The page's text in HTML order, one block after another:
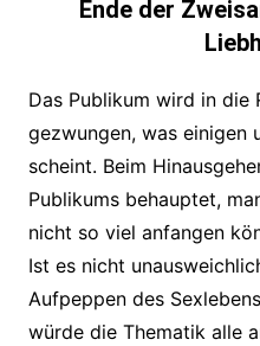
Ende der
Das Publikum wird in die
gezwungen, was einigen
scheint. Beim
Publikums behauptet,
nicht so viel anfangen
Ist es nicht
Aufpeppen des
würde die Thematik alle